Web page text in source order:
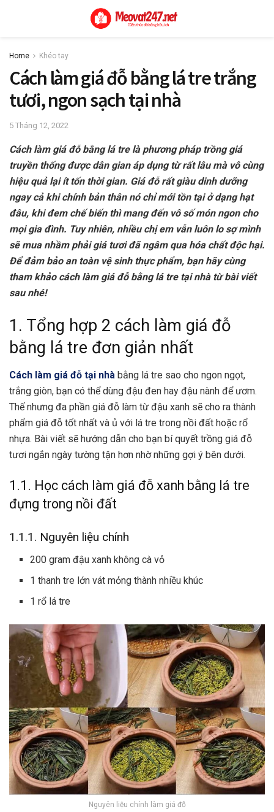
Home Khéo tay
Cách làm giá đỗ bằng lá tre trắng
tươi, ngon sạch tại nhà
5 Tháng 12, 2022
Cách làm giá đỗ bằng lá tre là phương pháp trồng giá
truyền thống được dân gian áp dụng từ rất lâu mà vô cùng
hiệu quả lại ít tốn thời gian. Giá đỗ rất giàu dinh dưỡng
ngay cả khi chính bản thân nó chỉ mới tồn tại ở dạng hạt
đâu, khi đem chế biến thì mang đến vô số món ngon cho
mọi gia đình. Tuy nhiên, nhiều chị em vẫn luôn lo sợ mình
sẽ mua nhầm phải giá tươi đã ngâm qua hóa chất độc hại.
Để đảm bảo an toàn vệ sinh thực phẩm, bạn hãy cùng
tham khảo cách làm giá đỗ bằng lá tre tại nhà từ bài viết
sau nhé!
1. Tổng hợp 2 cách làm giá đỗ
bằng lá tre đơn giản nhất
Cách làm giá đỗ tại nhà bằng lá tre sao cho ngon ngọt,
trắng giòn, bạn có thể dùng đậu đen hay đậu nành để ươm.
Thế nhưng đa phần giá đỗ làm từ đậu xanh sẽ cho ra thành
phẩm giá đỗ tốt nhất và ủ với lá tre trong nồi đất hoặc rổ
nhựa. Bài viết sẽ hướng dẫn cho bạn bí quyết trồng giá đỗ
tươi ngắn ngày tường tận hơn nhờ những gợi ý bên dưới.
1.1. Học cách làm giá đỗ xanh bằng lá tre
đựng trong nồi đất
1.1.1. Nguyên liệu chính
200 gram đậu xanh không cà vỏ
1 thanh tre lớn vát mỏng thành nhiều khúc
1 rổ lá tre
Nguyên liệu chính làm giá đỗ